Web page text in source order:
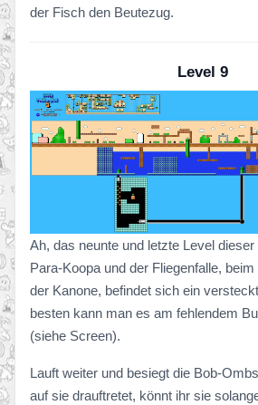
der Fisch den Beutezug.
Level 9
Ah, das neunte und letzte Level
Para-Koopa und der Fliegenfalle,
der Kanone, befindet sich ein
besten kann man es am fehlendem
(siehe Screen).
Lauft weiter und besiegt die Bob-
auf sie drauftretet, könnt ihr sie